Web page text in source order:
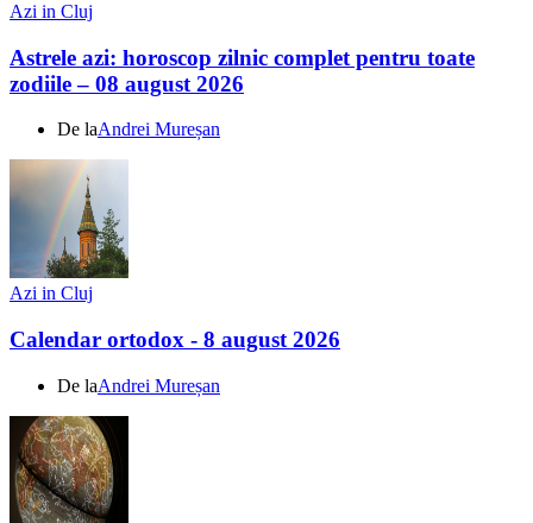
Azi in Cluj
Astrele azi: horoscop zilnic complet pentru toate
zodiile – 08 august 2026
De laAndrei Mureșan
Azi in Cluj
Calendar ortodox - 8 august 2026
De laAndrei Mureșan